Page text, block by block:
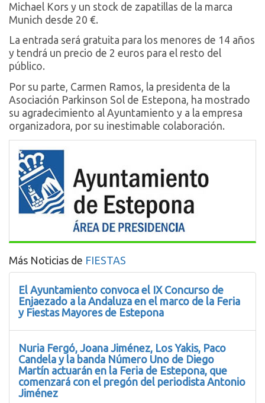
Michael Kors y un stock de zapatillas de la marca
Munich desde 20 €.
La entrada será gratuita para los menores de 14 años
y tendrá un precio de 2 euros para el resto del
público.
Por su parte, Carmen Ramos, la presidenta de la
Asociación Parkinson Sol de Estepona, ha mostrado
su agradecimiento al Ayuntamiento y a la empresa
organizadora, por su inestimable colaboración.
Más Noticias de FIESTAS
El Ayuntamiento convoca el IX Concurso de
Enjaezado a la Andaluza en el marco de la Feria
y Fiestas Mayores de Estepona
Nuria Fergó, Joana Jiménez, Los Yakis, Paco
Candela y la banda Número Uno de Diego
Martín actuarán en la Feria de Estepona, que
comenzará con el pregón del periodista Antonio
Jiménez